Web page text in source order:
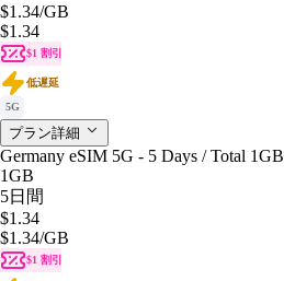
$1.34/GB
$1.34
$1 割引
低遅延
5G
プラン詳細
Germany eSIM 5G - 5 Days / Total 1GB
1GB
5日間
$1.34
$1.34/GB
$1 割引